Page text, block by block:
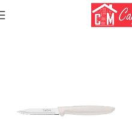
Cuchillería y Cubiertos